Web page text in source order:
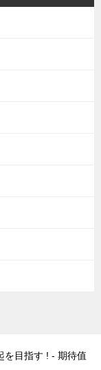
を目指す ! - 期待值